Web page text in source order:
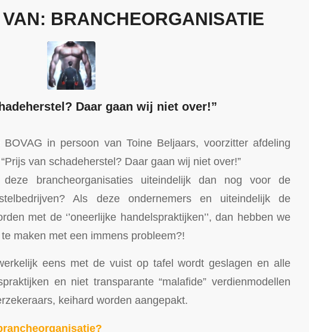
BRANCHEORGANISATIE
Daar gaan wij niet over!”
in persoon van Toine Beljaars, voorzitter afdeling
van schadeherstel? Daar gaan wij niet over!”
brancheorganisaties uiteindelijk dan nog voor de
Als deze ondernemers en uiteindelijk de
met de ‘’oneerlijke handelspraktijken’’, dan hebben we
maken met een immens probleem?!
eens met de vuist op tafel wordt geslagen en alle
en niet transparante “malafide” verdienmodellen
keihard worden aangepakt.